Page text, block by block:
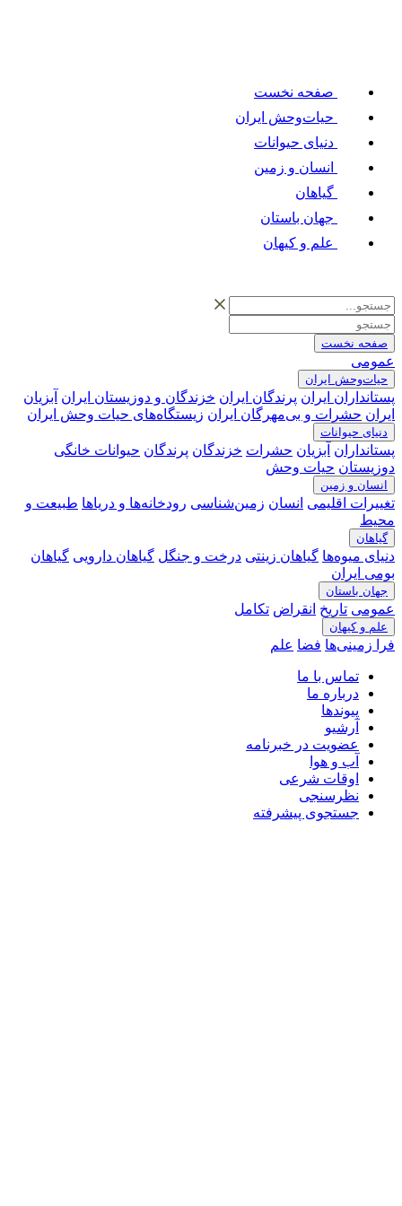
صفحه نخست
حیات‌وحش ایران
دنیای حیوانات
انسان و زمین
گیاهان
جهان باستان
علم و کیهان
صفحه نخست
عمومی
حیات‌وحش ایران
پستانداران ایران پرندگان ایران خزندگان و دوزیستان ایران آبزیان
ایران حشرات و بی‌مهرگان ایران زیستگاه‌های حیات وحش ایران
دنیای حیوانات
پستانداران آبزیان حشرات خزندگان پرندگان حیوانات خانگی
دوزیستان حیات وحش
انسان و زمین
تغییرات اقلیمی انسان زمین‌شناسی رودخانه‎‌ها و دریاها
طبیعت و
محیط
گیاهان
دنیای میوه‌ها گیاهان زینتی درخت و جنگل گیاهان دارویی گیاهان
بومی ایران
جهان باستان
عمومی تاریخ انقراض تکامل
علم و کیهان
فرا زمینی‌ها فضا علم
تماس با ما
درباره ما
پیوندها
آرشیو
عضویت در خبرنامه
آب و هوا
اوقات شرعی
نظرسنجی
جستجوی پیشرفته